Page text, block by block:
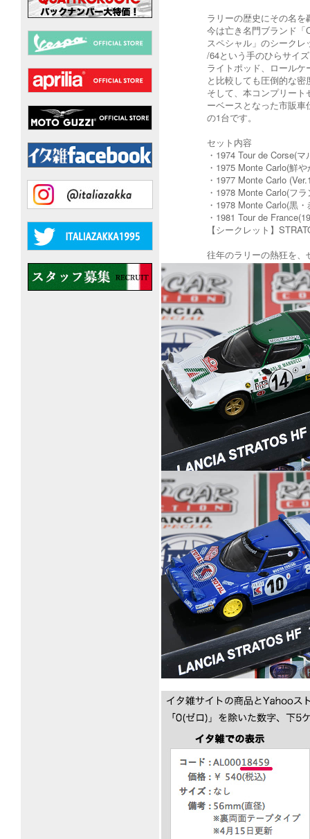
ラリーの歴史にその名
今は亡き名門ブランド「
スペシャル」のシーク
/64という手のひらサイ
ライトポッド、ロール
と比較しても圧倒的な
そして、本コンプリー
ーベースとなった市販
の1台です。
セット内容
・1974 Tour de Corse(
・1975 Monte Carlo(鮮
・1977 Monte Carlo
・1978 Monte Carlo(フ
・1978 Monte Carlo(黒
・1981 Tour de
【シークレット】
往年のラリーの熱狂を